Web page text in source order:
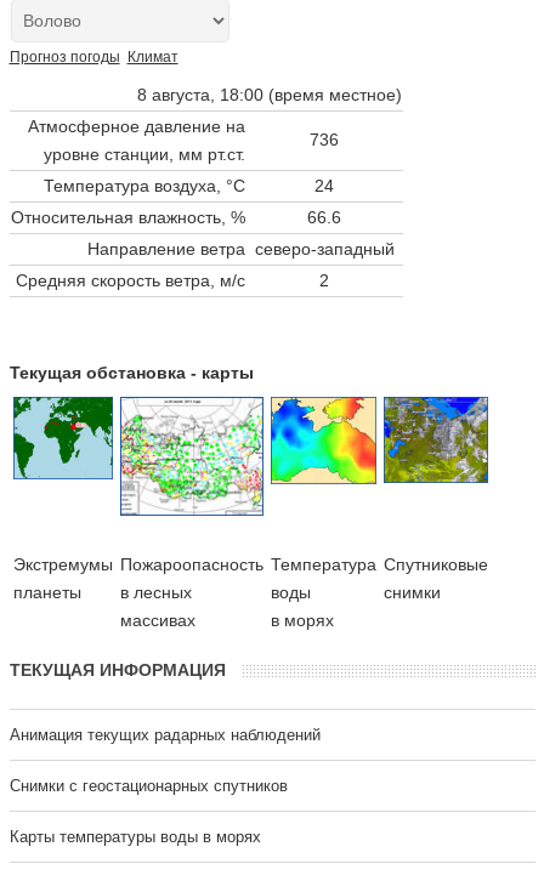
Прогноз погоды Климат
8 августа, 18:00 (время местное)
Атмосферное давление на
уровне станции, мм рт.ст.
736
Температура воздуха, °C
24
Относительная влажность, %
66.6
Направление ветра северо-западный
Средняя скорость ветра, м/с
2
Текущая обстановка - карты
Экстремумы
планеты
Пожароопасность
в лесных
массивах
Температура
воды
в морях
Cпутниковые
снимки
ТЕКУЩАЯ ИНФОРМАЦИЯ
Анимация текущих радарных наблюдений
Cнимки с геостационарных спутников
Карты температуры воды в морях